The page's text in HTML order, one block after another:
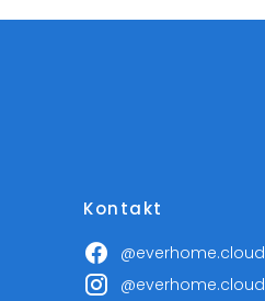
Kontakt
@everhome.cloud
@everhome.cloud